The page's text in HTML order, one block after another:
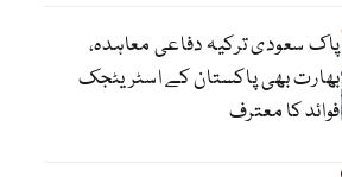
پاک سعودی ترکیہ دفاعی معاہدہ،
بھارت بھی پاکستان کے اسٹریٹجک
فوائد کا معترف